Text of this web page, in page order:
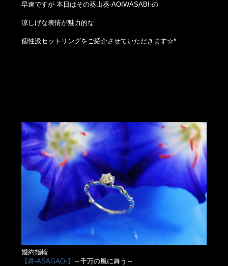
早速ですが 本日はその葵山葵-AOIWASABI-の
涼しげな表情が魅力的な
個性派セットリングをご紹介させていただきます☆*
婚約指輪
【蕣-ASAGAO-】
～千万の風に舞う～